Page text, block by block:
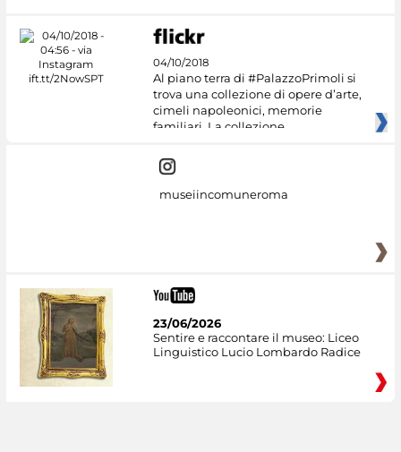
04/10/2018
Al piano terra di #PalazzoPrimoli si
trova una collezione di opere d’arte,
cimeli napoleonici, memorie
familiari. La collezione
museiincomuneroma
23/06/2026
Sentire e raccontare il museo: Liceo
Linguistico Lucio Lombardo Radice